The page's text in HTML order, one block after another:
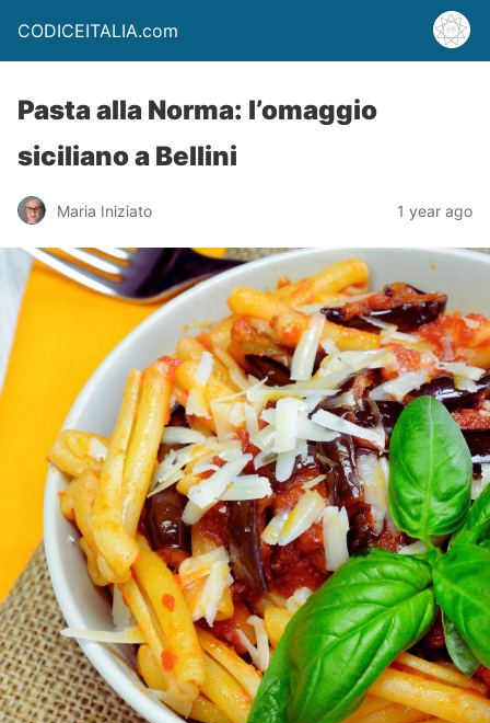
CODICEITALIA.com
Pasta alla Norma: l’omaggio
siciliano a Bellini
Maria Iniziato 1 year ago